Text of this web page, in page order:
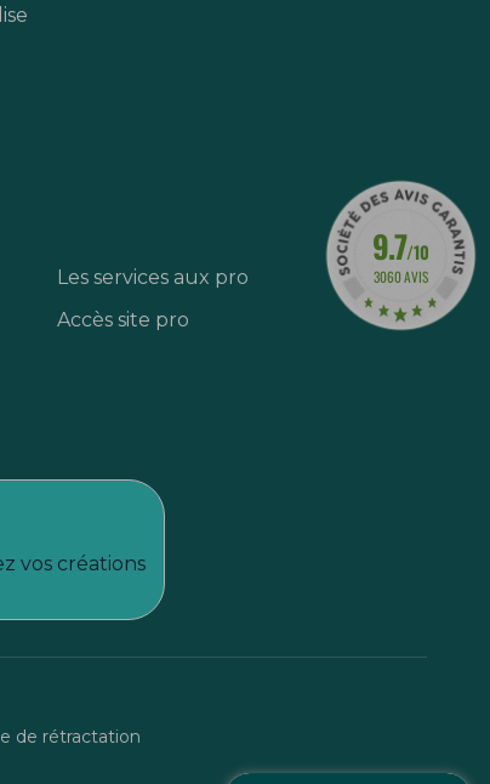
Les services aux pro
Accès site pro
vos créations
de rétractation
9.7/10
3060 AVIS